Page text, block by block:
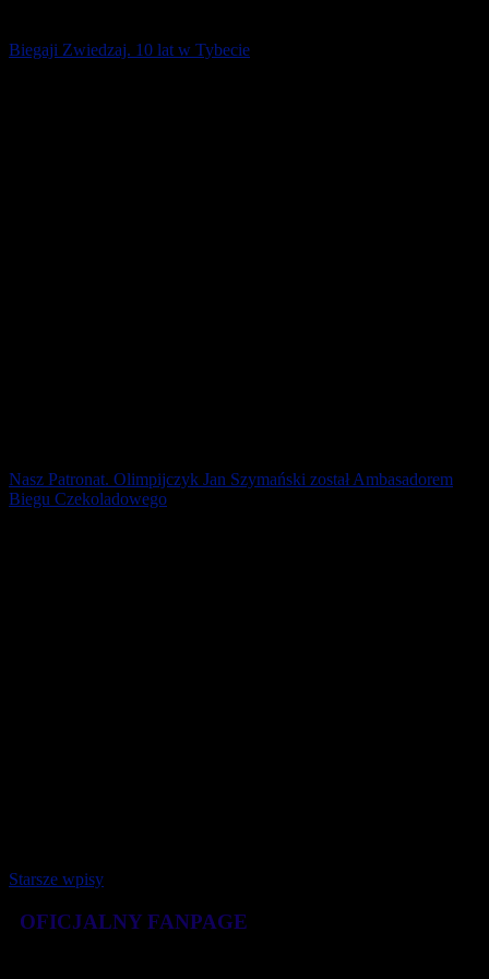
Biegaji Zwiedzaj. 10 lat w Tybecie
Nasz Patronat. Olimpijczyk Jan Szymański został Ambasadorem
Biegu Czekoladowego
Starsze wpisy
OFICJALNY FANPAGE